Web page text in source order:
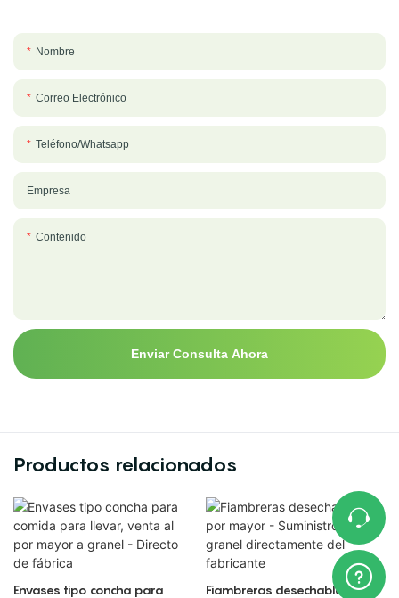
Nombre
Correo Electrónico
Teléfono/whatsapp
Empresa
Contenido
Enviar Consulta Ahora
Productos relacionados
Envases tipo concha para Fiambreras desechables al